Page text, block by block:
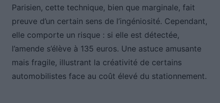
Parisien, cette technique, bien que marginale, fait
preuve d’un certain sens de l’ingéniosité. Cependant,
elle comporte un risque : si elle est détectée,
l’amende s’élève à 135 euros. Une astuce amusante
mais fragile, illustrant la créativité de certains
automobilistes face au coût élevé du stationnement.